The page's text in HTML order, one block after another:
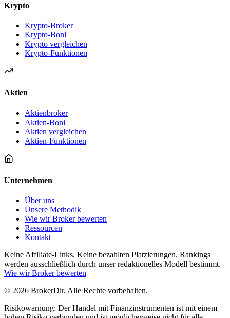
Krypto
Krypto-Broker
Krypto-Boni
Krypto vergleichen
Krypto-Funktionen
Aktien
Aktienbroker
Aktien-Boni
Aktien vergleichen
Aktien-Funktionen
Unternehmen
Über uns
Unsere Methodik
Wie wir Broker bewerten
Ressourcen
Kontakt
Keine Affiliate-Links. Keine bezahlten Platzierungen. Rankings
werden ausschließlich durch unser redaktionelles Modell bestimmt.
Wie wir Broker bewerten
© 2026 BrokerDir. Alle Rechte vorbehalten.
Risikowarnung: Der Handel mit Finanzinstrumenten ist mit einem